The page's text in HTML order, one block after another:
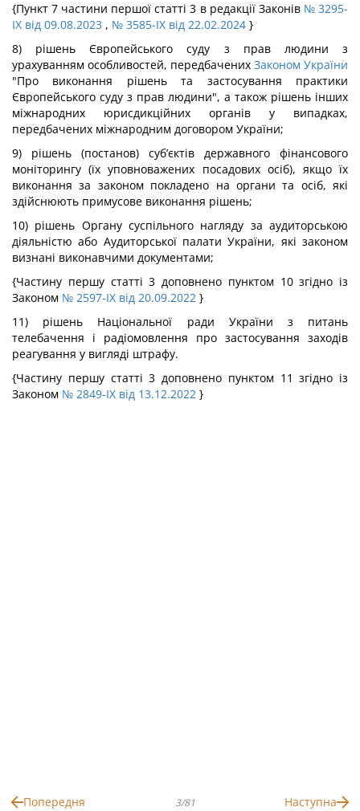
{Пункт 7 частини першої статті 3 в редакції Законів № 3295-
IX від 09.08.2023 , № 3585-IX від 22.02.2024 }
8) рішень Європейського суду з прав людини з
урахуванням особливостей, передбачених Законом України
"Про виконання рішень та застосування практики
Європейського суду з прав людини", а також рішень інших
міжнародних юрисдикційних органів у випадках,
передбачених міжнародним договором України;
9) рішень (постанов) суб’єктів державного фінансового
моніторингу (їх уповноважених посадових осіб), якщо їх
виконання за законом покладено на органи та осіб, які
здійснюють примусове виконання рішень;
10) рішень Органу суспільного нагляду за аудиторською
діяльністю або Аудиторської палати України, які законом
визнані виконавчими документами;
{Частину першу статті 3 доповнено пунктом 10 згідно із
Законом № 2597-IX від 20.09.2022 }
11) рішень Національної ради України з питань
телебачення і радіомовлення про застосування заходів
реагування у вигляді штрафу.
{Частину першу статті 3 доповнено пунктом 11 згідно із
Законом № 2849-IX від 13.12.2022 }
Попередня 3/81 Наступна